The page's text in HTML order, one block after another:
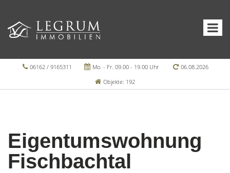
06162 / 9165311 Mo. - Fr. 09.00 - 19.00 Uhr
06.08.2026
Objekte: 192
Eigentumswohnung
Fischbachtal